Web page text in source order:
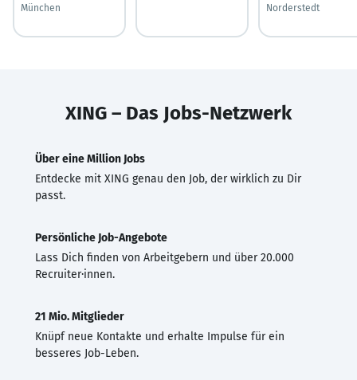
München
Norderstedt
XING – Das Jobs-Netzwerk
Über eine Million Jobs
Entdecke mit XING genau den Job, der wirklich zu Dir
passt.
Persönliche Job-Angebote
Lass Dich finden von Arbeitgebern und über 20.000
Recruiter·innen.
21 Mio. Mitglieder
Knüpf neue Kontakte und erhalte Impulse für ein
besseres Job-Leben.